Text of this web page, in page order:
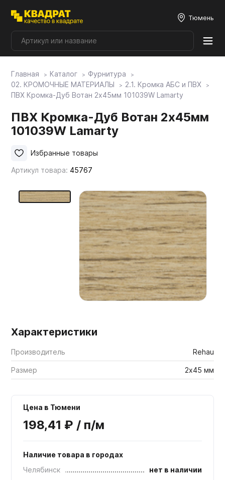
Тюмень
Плитные материалы
Мой ЭГГЕР
Мебельные образцы, каталоги
Главная Каталог
Фурнитура
02. КРОМОЧНЫЕ МАТЕРИАЛЫ
2.1. Кромка АБС и ПВХ
ПВХ Кромка-Дуб Вотан 2х45мм 101039W Lamarty
ПВХ Кромка-Дуб Вотан 2х45мм
101039W Lamarty
Артикул товара: 45767
Избранные товары
Характеристики
Производитель Rehau
Размер 2х45 мм
Цена в Тюмени
198,41 ₽ / п/м
Наличие товара в городах
Челябинск
нет в наличии